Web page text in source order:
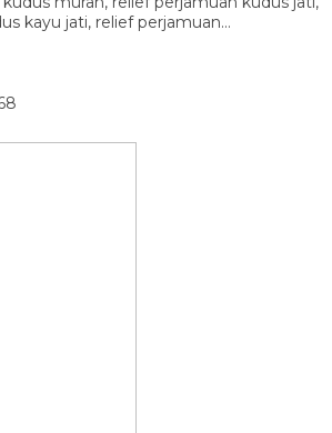
kayu jati, relief perjamuan…